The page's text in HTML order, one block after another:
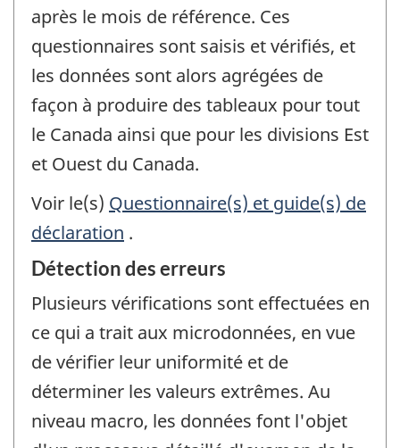
après le mois de référence. Ces
questionnaires sont saisis et vérifiés, et
les données sont alors agrégées de
façon à produire des tableaux pour tout
le Canada ainsi que pour les divisions Est
et Ouest du Canada.
Voir le(s) Questionnaire(s) et guide(s) de
déclaration .
Détection des erreurs
Plusieurs vérifications sont effectuées en
ce qui a trait aux microdonnées, en vue
de vérifier leur uniformité et de
déterminer les valeurs extrêmes. Au
niveau macro, les données font l'objet